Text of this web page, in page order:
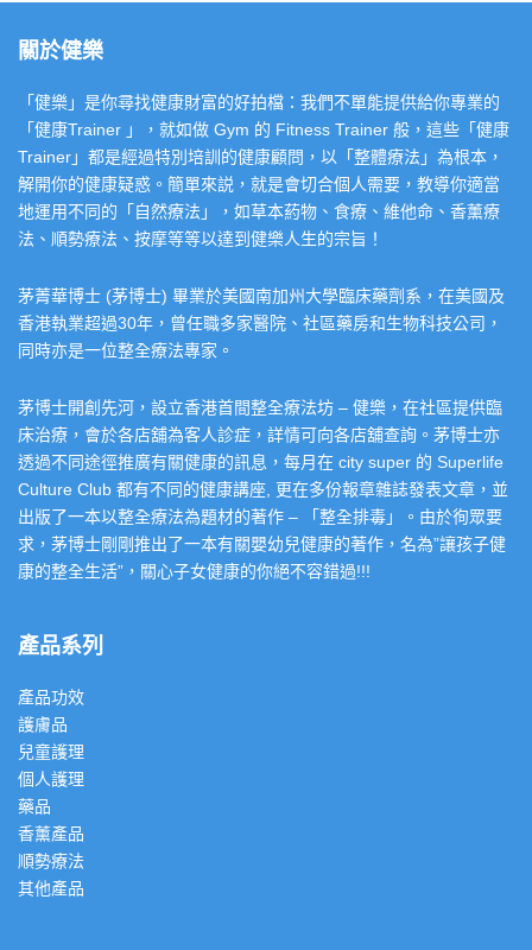
關於健樂
「健樂」是你尋找健康財富的好拍檔：我們不單能提供給你專業的
「健康Trainer 」，就如做 Gym 的 Fitness Trainer 般，這些「健康
Trainer」都是經過特別培訓的健康顧問，以「整體療法」為根本，
解開你的健康疑惑。簡單來説，就是會切合個人需要，教導你適當
地運用不同的「自然療法」，如草本葯物、食療、維他命、香薰療
法、順勢療法、按摩等等以達到健樂人生的宗旨！
茅菁華博士 (茅博士) 畢業於美國南加州大學臨床藥劑系，在美國及
香港執業超過30年，曾任職多家醫院、社區藥房和生物科技公司，
同時亦是一位整全療法專家。
茅博士開創先河，設立香港首間整全療法坊 – 健樂，在社區提供臨
床治療，會於各店舖為客人診症，詳情可向各店舖查詢。茅博士亦
透過不同途徑推廣有關健康的訊息，每月在 city super 的 Superlife
Culture Club 都有不同的健康講座, 更在多份報章雜誌發表文章，並
出版了一本以整全療法為題材的著作 – 「整全排毒」。由於徇眾要
求，茅博士剛剛推出了一本有關嬰幼兒健康的著作，名為”讓孩子健
康的整全生活”，關心子女健康的你絕不容錯過!!!
產品系列
產品功效
護膚品
兒童護理
個人護理
藥品
香薰產品
順勢療法
其他產品